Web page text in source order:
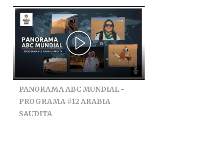
PANORAMA ABC MUNDIAL -
PROGRAMA #12 ARABIA
SAUDITA